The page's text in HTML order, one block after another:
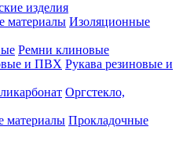
изделия
Изоляционные
Ремни клиновые
Рукава резиновые и
Оргстекло,
Прокладочные